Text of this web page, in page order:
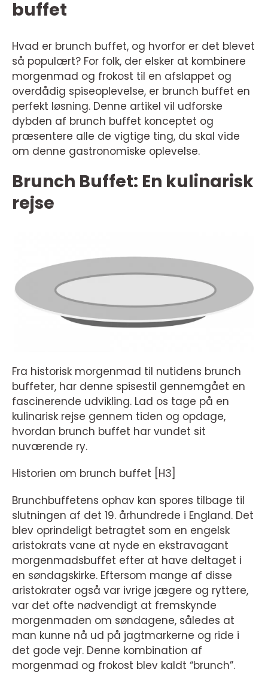
buffet
Hvad er brunch buffet, og hvorfor er det blevet
så populært? For folk, der elsker at kombinere
morgenmad og frokost til en afslappet og
overdådig spiseoplevelse, er brunch buffet en
perfekt løsning. Denne artikel vil udforske
dybden af brunch buffet konceptet og
præsentere alle de vigtige ting, du skal vide
om denne gastronomiske oplevelse.
Brunch Buffet: En kulinarisk
rejse
Fra historisk morgenmad til nutidens brunch
buffeter, har denne spisestil gennemgået en
fascinerende udvikling. Lad os tage på en
kulinarisk rejse gennem tiden og opdage,
hvordan brunch buffet har vundet sit
nuværende ry.
Historien om brunch buffet [H3]
Brunchbuffetens ophav kan spores tilbage til
slutningen af det 19. århundrede i England. Det
blev oprindeligt betragtet som en engelsk
aristokrats vane at nyde en ekstravagant
morgenmadsbuffet efter at have deltaget i
en søndagskirke. Eftersom mange af disse
aristokrater også var ivrige jægere og ryttere,
var det ofte nødvendigt at fremskynde
morgenmaden om søndagene, således at
man kunne nå ud på jagtmarkerne og ride i
det gode vejr. Denne kombination af
morgenmad og frokost blev kaldt “brunch”.